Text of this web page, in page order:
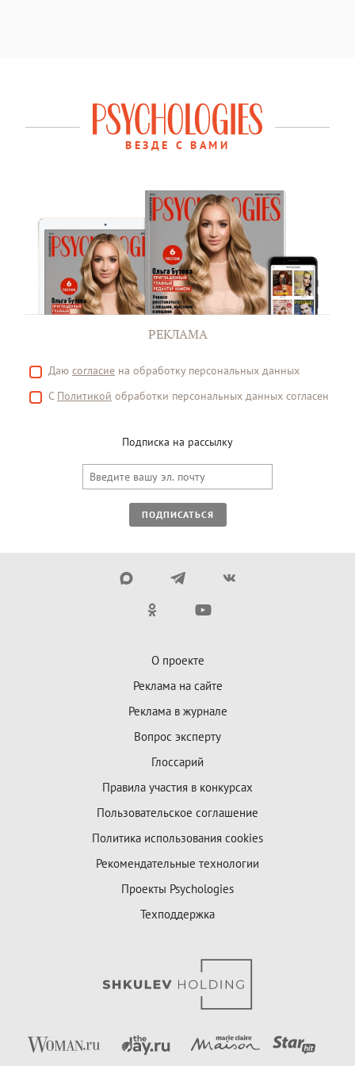
ВЕЗДЕ С ВАМИ
РЕКЛАМА
Даю согласие на обработку персональных данных
С Политикой обработки персональных данных согласен
Подписка на рассылку
ПОДПИСАТЬСЯ
О проекте
Реклама на сайте
Реклама в журнале
Вопрос эксперту
Глоссарий
Правила участия в конкурсах
Пользовательское соглашение
Политика использования cookies
Рекомендательные технологии
Проекты Psychologies
Техподдержка